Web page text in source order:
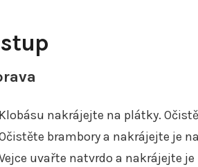
Klobásu nakrájejte na plátky.
brambory a nakrájejte je
uvařte natvrdo a nakrájejte